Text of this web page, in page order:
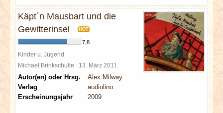
Käpt´n Mausbart und die
Gewitterinsel
HOT
7,8
Kinder u. Jugend
Michael Brinkschulte 13. März 2011
Autor(en) oder Hrsg.
Alex Milway
Verlag
audiolino
Erscheinungsjahr
2009